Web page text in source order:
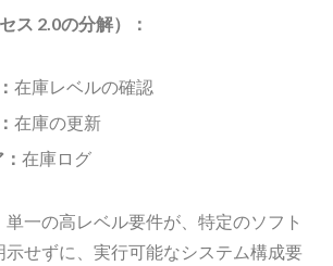
ス 2.0の分解）：
在庫レベルの確認
在庫の更新
在庫ログ
単一の高レベル要件が、特定のソフト
示せずに、実行可能なシステム構成要